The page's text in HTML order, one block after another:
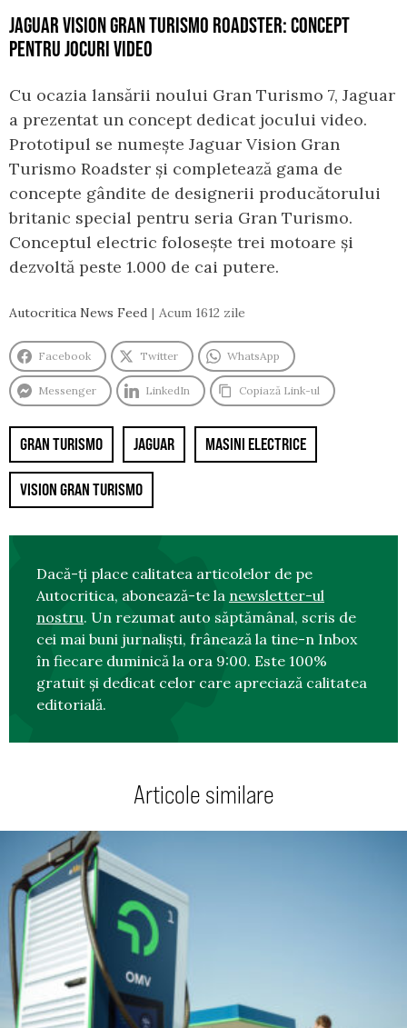
JAGUAR VISION GRAN TURISMO ROADSTER: CONCEPT
PENTRU JOCURI VIDEO
Cu ocazia lansării noului Gran Turismo 7, Jaguar
a prezentat un concept dedicat jocului video.
Prototipul se numește Jaguar Vision Gran
Turismo Roadster și completează gama de
concepte gândite de designerii producătorului
britanic special pentru seria Gran Turismo.
Conceptul electric folosește trei motoare și
dezvoltă peste 1.000 de cai putere.
Autocritica News Feed Acum 1612 zile
Facebook Twitter WhatsApp
Messenger LinkedIn Copiază Link-ul
GRAN TURISMO JAGUAR MASINI ELECTRICE
VISION GRAN TURISMO
Dacă-ți place calitatea articolelor de pe
Autocritica, abonează-te la newsletter-ul
nostru. Un rezumat auto săptămânal, scris de
cei mai buni jurnaliști, frânează la tine-n Inbox
în fiecare duminică la ora 9:00. Este 100%
gratuit și dedicat celor care apreciază calitatea
editorială.
Articole similare